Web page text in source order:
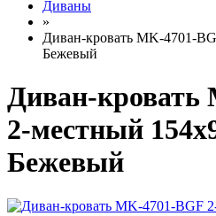
Диваны
»
Диван-кровать MK-4701-
Бежевый
Диван-кровать
2-местный
Бежевый